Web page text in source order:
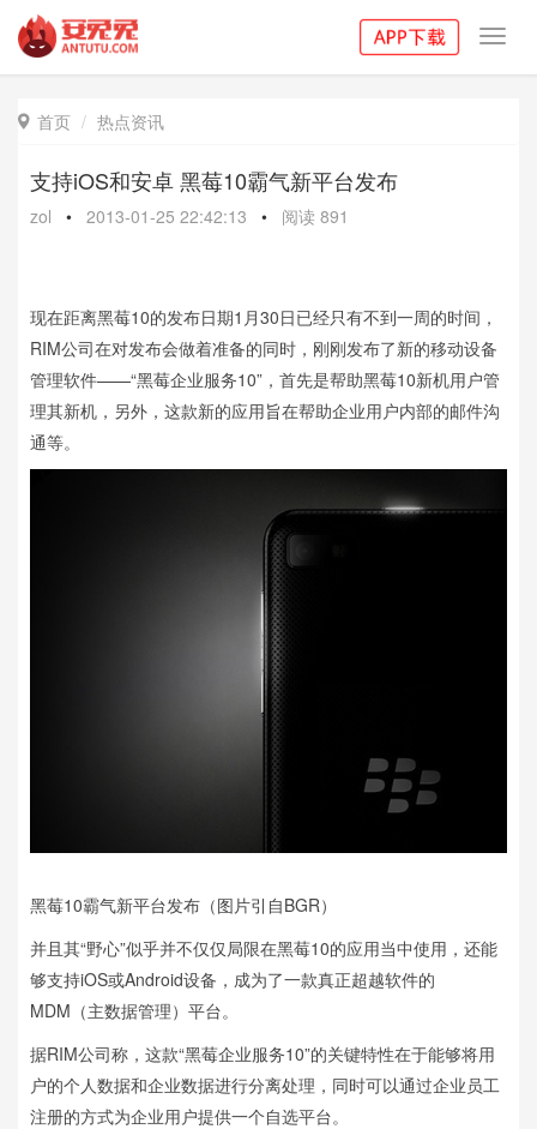
 首页 热点资讯
支持iOS和安卓 黑莓10霸气新平台发布
zol • 2013-01-25 22:42:13 • 阅读 891
现在距离黑莓10的发布日期1月30日已经只有不到一周的时间，
RIM公司在对发布会做着准备的同时，刚刚发布了新的移动设备
管理软件——“黑莓企业服务10”，首先是帮助黑莓10新机用户管
理其新机，另外，这款新的应用旨在帮助企业用户内部的邮件沟
通等。
黑莓10霸气新平台发布（图片引自BGR）
并且其“野心”似乎并不仅仅局限在黑莓10的应用当中使用，还能
够支持iOS或Android设备，成为了一款真正超越软件的
MDM（主数据管理）平台。
据RIM公司称，这款“黑莓企业服务10”的关键特性在于能够将用
户的个人数据和企业数据进行分离处理，同时可以通过企业员工
注册的方式为企业用户提供一个自选平台。